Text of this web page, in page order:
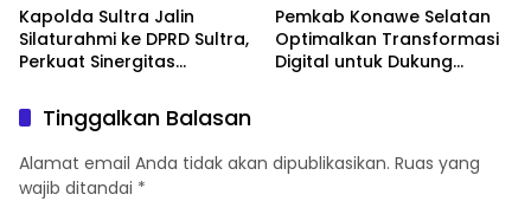
Kapolda Sultra Jalin
Silaturahmi ke DPRD Sultra,
Perkuat Sinergitas
Kemajuan Daerah
Pemkab Konawe Selatan
Optimalkan Transformasi
Digital untuk Dukung
Tinggalkan Balasan
Alamat email Anda tidak akan dipublikasikan. Ruas yang
wajib ditandai *